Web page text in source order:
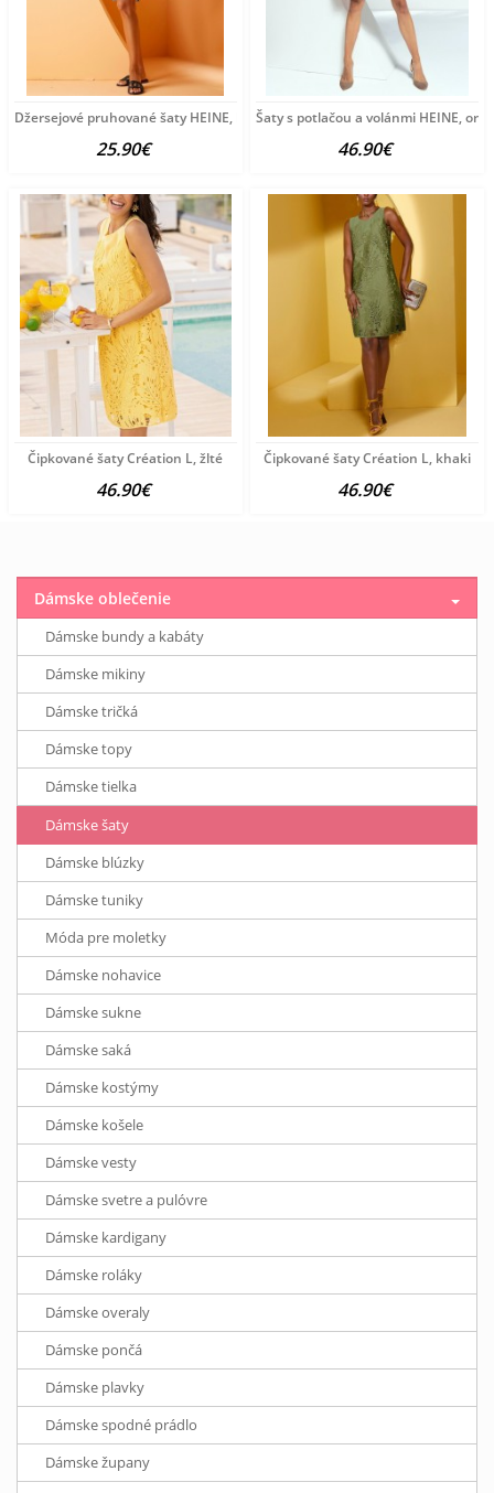
Džersejové pruhované šaty HEINE, bielo-čierne
25.90€
Šaty s potlačou a volánmi HEINE,
46.90€
Čipkované šaty Création L, žlté
46.90€
Čipkované šaty Création L, khaki
46.90€
Dámske oblečenie
Dámske bundy a kabáty
Dámske mikiny
Dámske tričká
Dámske topy
Dámske tielka
Dámske šaty
Dámske blúzky
Dámske tuniky
Móda pre moletky
Dámske nohavice
Dámske sukne
Dámske saká
Dámske kostýmy
Dámske košele
Dámske vesty
Dámske svetre a pulóvre
Dámske kardigany
Dámske roláky
Dámske overaly
Dámske pončá
Dámske plavky
Dámske spodné prádlo
Dámske župany